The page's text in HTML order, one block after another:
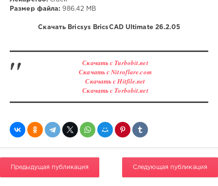
Размер файла: 986.42 MB
Скачать Bricsys BricsCAD Ultimate 26.2.05
Скачать с Turbobit.net
Скачать с Nitroflare.com
Скачать с Hitfile.net
Скачать с Torbobit.net
Предыдущая публикация Следующая публикация